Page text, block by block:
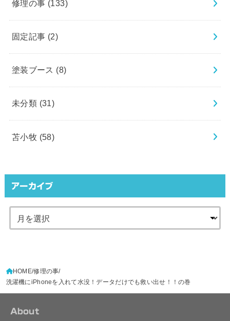
修理の事 (133)
固定記事 (2)
塗装ブース (8)
未分類 (31)
苫小牧 (58)
アーカイブ
HOME 修理の事
洗濯機にiPhoneを入れて水没！データだけでも救い出せ！！の巻
About